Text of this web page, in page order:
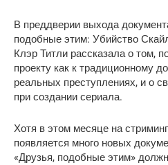
В преддверии выхода
подобные этим: Убийство
Клэр Титли рассказала о том,
проекту как к традиционному
реальных преступлениях, и о
при создании сериала.
Хотя в этом месяце на
появляется много новых
«Друзья, подобные этим»